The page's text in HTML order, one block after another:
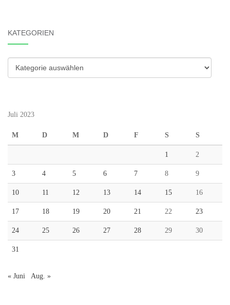
KATEGORIEN
Kategorien
Juli 2023
M D M D F S S
1 2
3 4 5 6 7 8 9
10 11 12 13 14 15 16
17 18 19 20 21 22 23
24 25 26 27 28 29 30
31
« Juni Aug. »